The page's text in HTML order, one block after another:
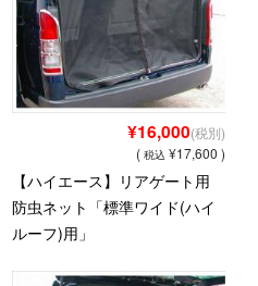
ek cruise
E-SPiRit
MAMBOW
中古車情報
特装車
パーツショップ
¥16,000(税別)
( 税込 ¥17,600 )
【ハイエース】リアゲート用
防虫ネット「標準ワイド(ハイ
ルーフ)用」